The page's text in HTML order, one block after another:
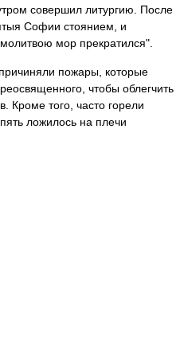
совершил литургию. После
Софии стоянием, и
мор прекратился".
пожары, которые
чтобы облегчить
Кроме того, часто горели
ложилось на плечи